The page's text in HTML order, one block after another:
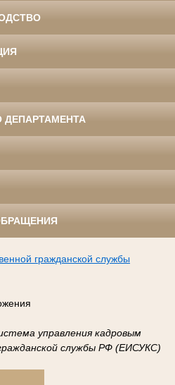
ДЕПАРТАМЕНТА
гражданской службы